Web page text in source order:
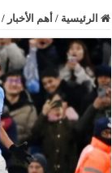
الرئيسية / أهم الأخبار /